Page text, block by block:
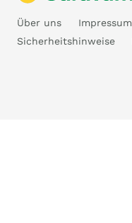
Über uns Impressum
Sicherheitshinweise